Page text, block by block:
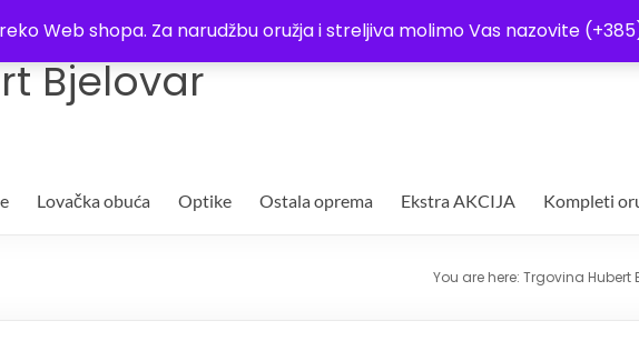
Web shopa. Za narudžbu oružja i streljiva molimo Vas nazovite
Uvjeti
Bjelovar
Lovačka obuća Optike Ostala oprema Ekstra AKCIJA Kompleti
You are here: Trgovina Hubert